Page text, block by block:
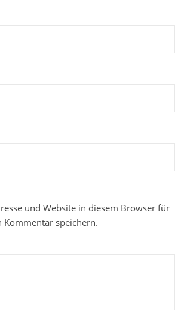
und Website in diesem Browser für
Kommentar speichern.